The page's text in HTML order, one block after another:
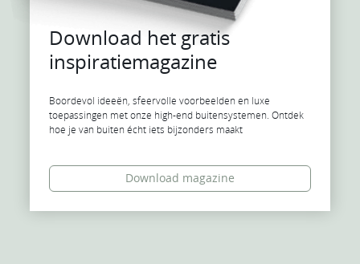
Download het gratis
inspiratiemagazine
Boordevol ideeën, sfeervolle voorbeelden en luxe
toepassingen met onze high-end buitensystemen. Ontdek
hoe je van buiten écht iets bijzonders maakt
Download magazine